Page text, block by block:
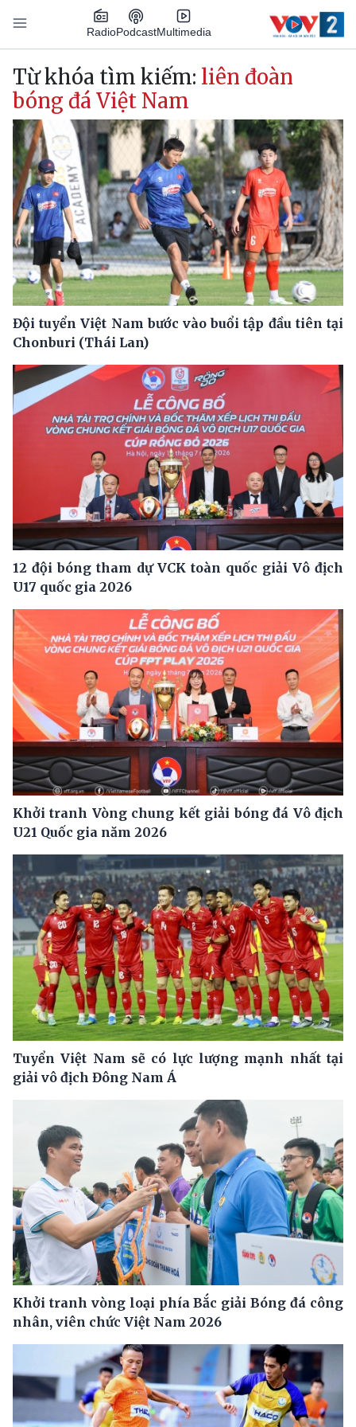
Nhảy đến nội dung
RadioPodcastMultimedia
Main navigation
Từ khóa tìm kiếm: liên đoàn
bóng đá Việt Nam
Đội tuyển Việt Nam bước vào buổi tập đầu tiên tại
Chonburi (Thái Lan)
12 đội bóng tham dự VCK toàn quốc giải Vô địch
U17 quốc gia 2026
Khởi tranh Vòng chung kết giải bóng đá Vô địch
U21 Quốc gia năm 2026
Tuyển Việt Nam sẽ có lực lượng mạnh nhất tại
giải vô địch Đông Nam Á
Khởi tranh vòng loại phía Bắc giải Bóng đá công
nhân, viên chức Việt Nam 2026